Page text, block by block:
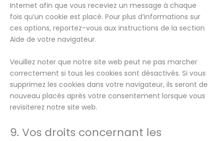
Internet afin que vous receviez un message à chaque
fois qu’un cookie est placé. Pour plus d’informations sur
ces options, reportez-vous aux instructions de la section
Aide de votre navigateur.
Veuillez noter que notre site web peut ne pas marcher
correctement si tous les cookies sont désactivés. Si vous
supprimez les cookies dans votre navigateur, ils seront de
nouveau placés après votre consentement lorsque vous
revisiterez notre site web.
9. Vos droits concernant les